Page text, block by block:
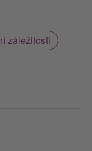
záležitosti